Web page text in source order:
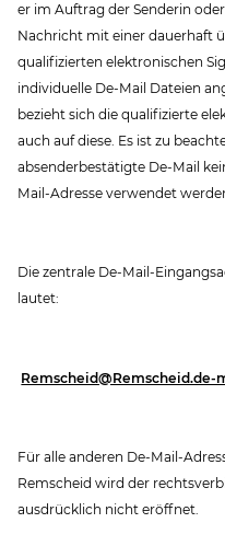
er im Auftrag der Senderin
Nachricht mit einer dauerhaft
qualifizierten elektronischen
individuelle De-Mail Dateien
bezieht sich die qualifizierte
auch auf diese. Es ist zu
absenderbestätigte De-Mail
Mail-Adresse verwendet
Die zentrale De-Mail-
lautet:
Remscheid@Remscheid.de-
Für alle anderen De-Mail-
Remscheid wird der
ausdrücklich nicht eröffnet.